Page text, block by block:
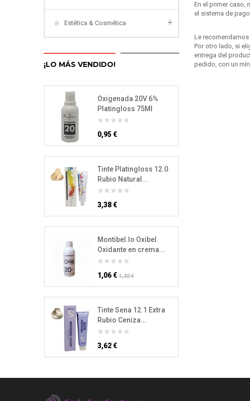
Estética & Cosmética
¡LO MÁS VENDIDO!
Oxigenada 20V 6%
Platingloss 75Ml
0,95 €
Tinte Platingloss 12.0
Rubio Natural...
3,38 €
Montibel.lo Oxibel
Oxidante en crema...
1,06 € 1,32 €
Tinte Sena 12.1 Extra
Rubio Ceniza...
3,62 €
En el primer caso,
el sistema de
Le
Por otro lado, si
entrega del
pedido, con un